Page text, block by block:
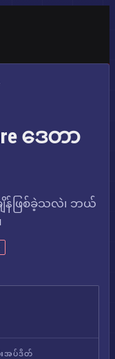
ဒေတာ
န်ဖြစ်ခဲ့သလဲ၊ ဘယ်
အပ်ဒိတ်